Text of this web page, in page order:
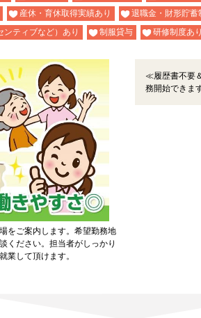
産休・育休取得実績あり
退職金・財形貯蓄
ティブなど）あり
制服貸与 研修制度あり
をご案内します。希望勤務地
ください。担当者がしっかり
業して頂けます。
≪履歴書不要
務開始できま